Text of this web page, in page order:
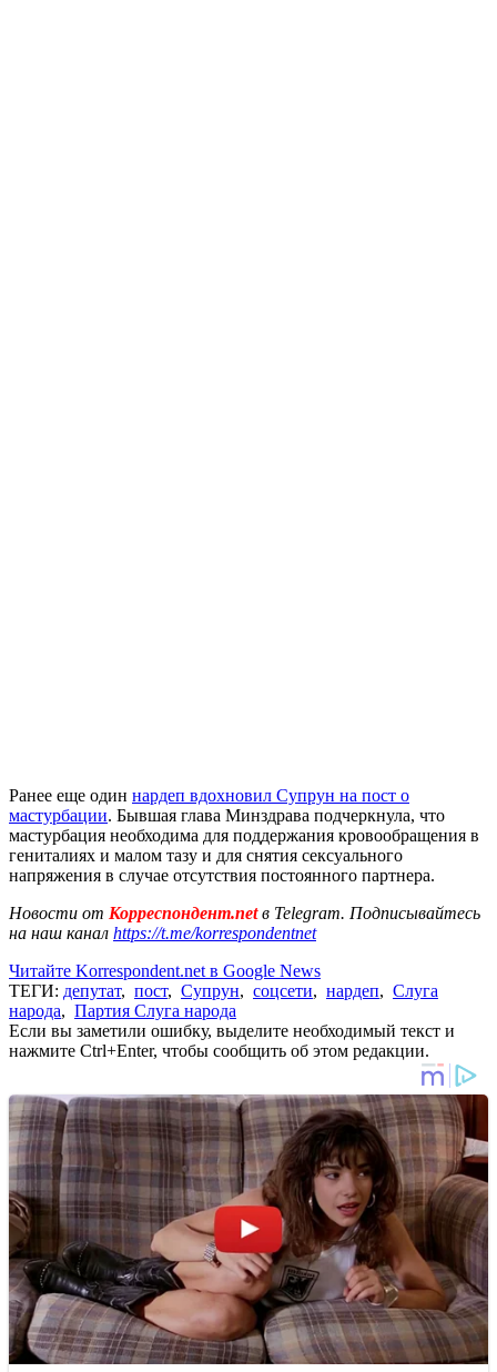
Ранее еще один нардеп вдохновил Супрун на пост о
мастурбации. Бывшая глава Минздрава подчеркнула, что
мастурбация необходима для поддержания кровообращения в
гениталиях и малом тазу и для снятия сексуального
напряжения в случае отсутствия постоянного партнера.
Новости от Корреспондент.netв Telegram. Подписывайтесь
на наш канал https://t.me/korrespondentnet
Читайте Korrespondent.net в Google News
ТЕГИ: депутат, пост, Супрун, соцсети, нардеп, Слуга
народа, Партия Слуга народа
Если вы заметили ошибку, выделите необходимый текст и
нажмите Ctrl+Enter, чтобы сообщить об этом редакции.